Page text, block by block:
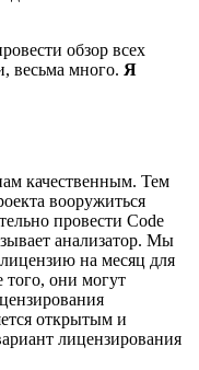
обзор всех
весьма много. Я
качественным. Тем
вооружиться
провести Code
анализатор. Мы
на месяц для
того, они могут
открытым и
лицензирования